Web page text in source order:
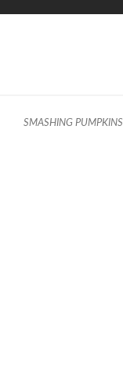
SMASHING PUMPKINS